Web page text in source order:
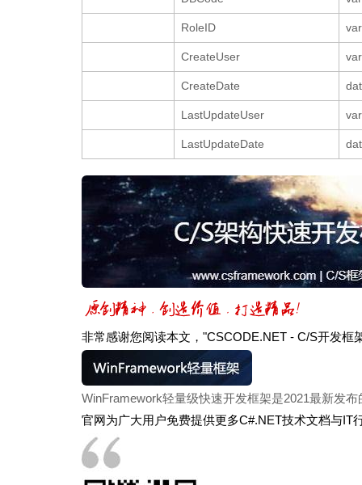
RoleID
CreateUser
CreateDate
LastUpdateUser
LastUpdateDate
非常感谢您阅读本文，"CSCODE.NET - C/S开发
WinFramework轻量级快速开发框架是2021最新发
官网为广大用户免费提供更多C#.NET技术文档与